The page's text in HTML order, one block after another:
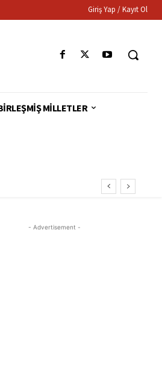
Giriş Yap / Kayıt Ol
MILLETLER
- Advertisement -